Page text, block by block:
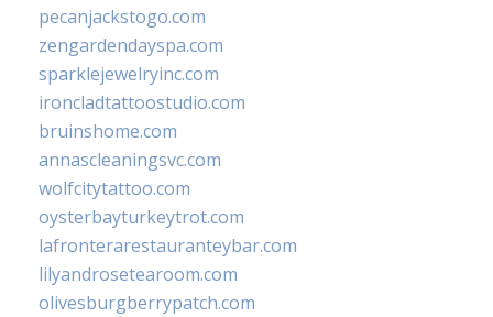
pecanjackstogo.com
zengardendayspa.com
sparklejewelryinc.com
ironcladtattoostudio.com
bruinshome.com
annascleaningsvc.com
wolfcitytattoo.com
oysterbayturkeytrot.com
lafronterarestauranteybar.com
lilyandrosetearoom.com
olivesburgberrypatch.com